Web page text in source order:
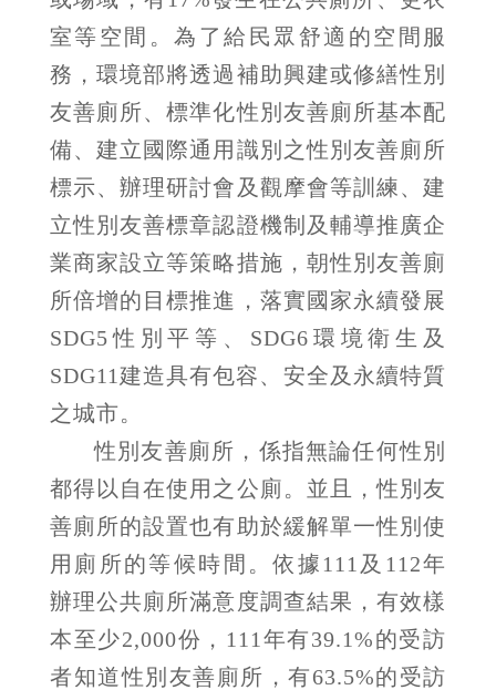
室等空間。為了給民眾舒適的空間服
務，環境部將透過補助興建或修繕性別
友善廁所、標準化性別友善廁所基本配
備、建立國際通用識別之性別友善廁所
標示、辦理研討會及觀摩會等訓練、建
立性別友善標章認證機制及輔導推廣企
業商家設立等策略措施，朝性別友善廁
所倍增的目標推進，落實國家永續發展
SDG5性別平等、SDG6環境衛生及
SDG11建造具有包容、安全及永續特質
之城市。
性別友善廁所，係指無論任何性別
都得以自在使用之公廁。並且，性別友
善廁所的設置也有助於緩解單一性別使
用廁所的等候時間。依據111及112年
辦理公共廁所滿意度調查結果，有效樣
本至少2,000份，111年有39.1%的受訪
者知道性別友善廁所，有63.5%的受訪